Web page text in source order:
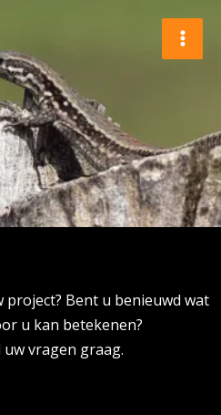
project? Bent u benieuwd wat
u kan betekenen?
vragen graag.